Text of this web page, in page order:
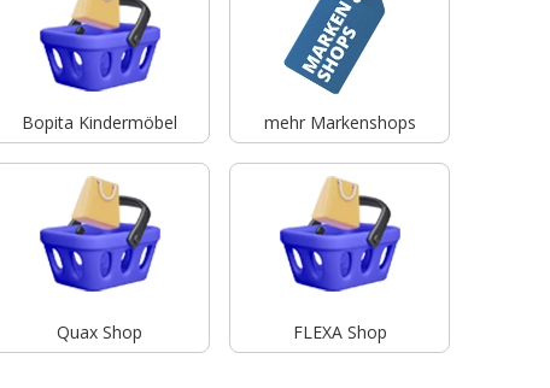
Bopita Kindermöbel mehr Markenshops
Quax Shop FLEXA Shop